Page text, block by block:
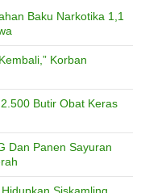
Baku Narkotika 1,1
Korban
Butir Obat Keras
Dan Panen Sayuran
Siskamling